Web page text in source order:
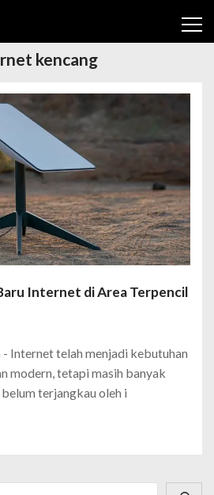
kencang
Internet di Area Terpencil
Internet telah menjadi kebutuhan
modern, tetapi masih banyak
terjangkau oleh i